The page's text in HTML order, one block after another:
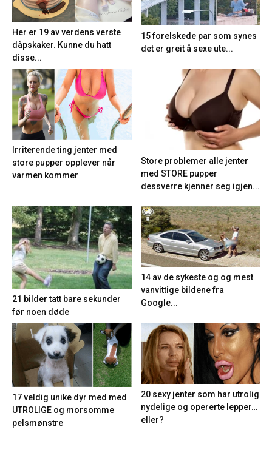
Her er 19 av verdens verste
dåpskaker. Kunne du hatt
disse...
15 forelskede par som synes
det er greit å sexe ute...
Irriterende ting jenter med
store pupper opplever når
varmen kommer
Store problemer alle jenter
med STORE pupper
dessverre kjenner seg igjen...
21 bilder tatt bare sekunder
før noen døde
14 av de sykeste og og mest
vanvittige bildene fra
Google...
17 veldig unike dyr med med
UTROLIGE og morsomme
pelsmønstre
20 sexy jenter som har utrolig
nydelige og opererte lepper…
eller?